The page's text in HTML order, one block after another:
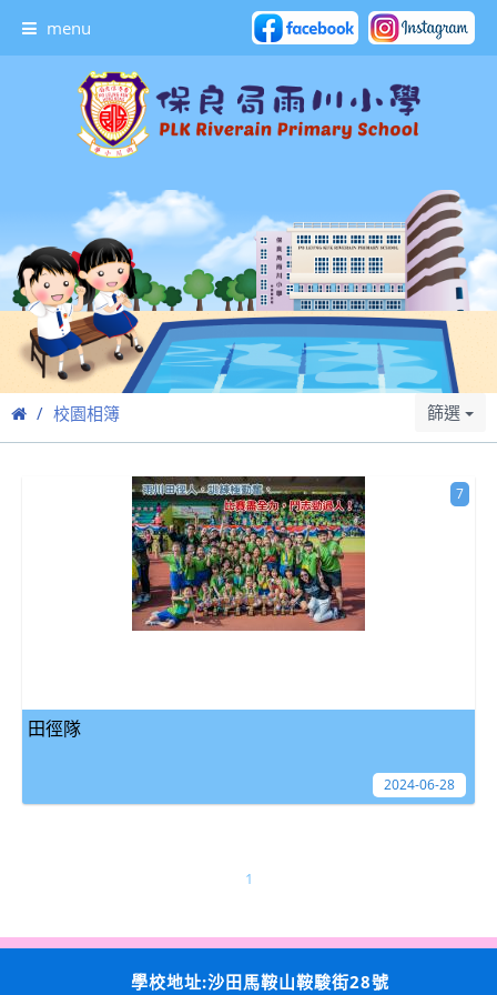
menu
校園相簿 篩選
田徑隊
7
2024-06-28
1
學校地址:沙田馬鞍山鞍駿街28號